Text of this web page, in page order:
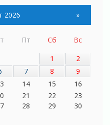
сможет
от региона
области
в корзинку пока не
Ленобласти
2026 »
Пт Сб
Вс
1
2
7 8
9
14 15
16
21 22
23
28 29
30